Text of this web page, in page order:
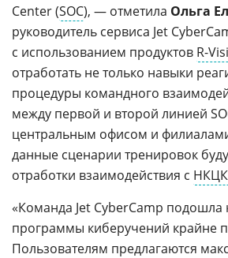
Center (SOC), — отметила Ольга
руководитель сервиса Jet
с использованием продуктов R-
отработать не только навыки
процедуры командного
между первой и второй линией
центральным офисом и
данные сценарии тренировок
отработки взаимодействия с
«Команда Jet CyberCamp подошла
программы киберучений крайне
Пользователям предлагаются